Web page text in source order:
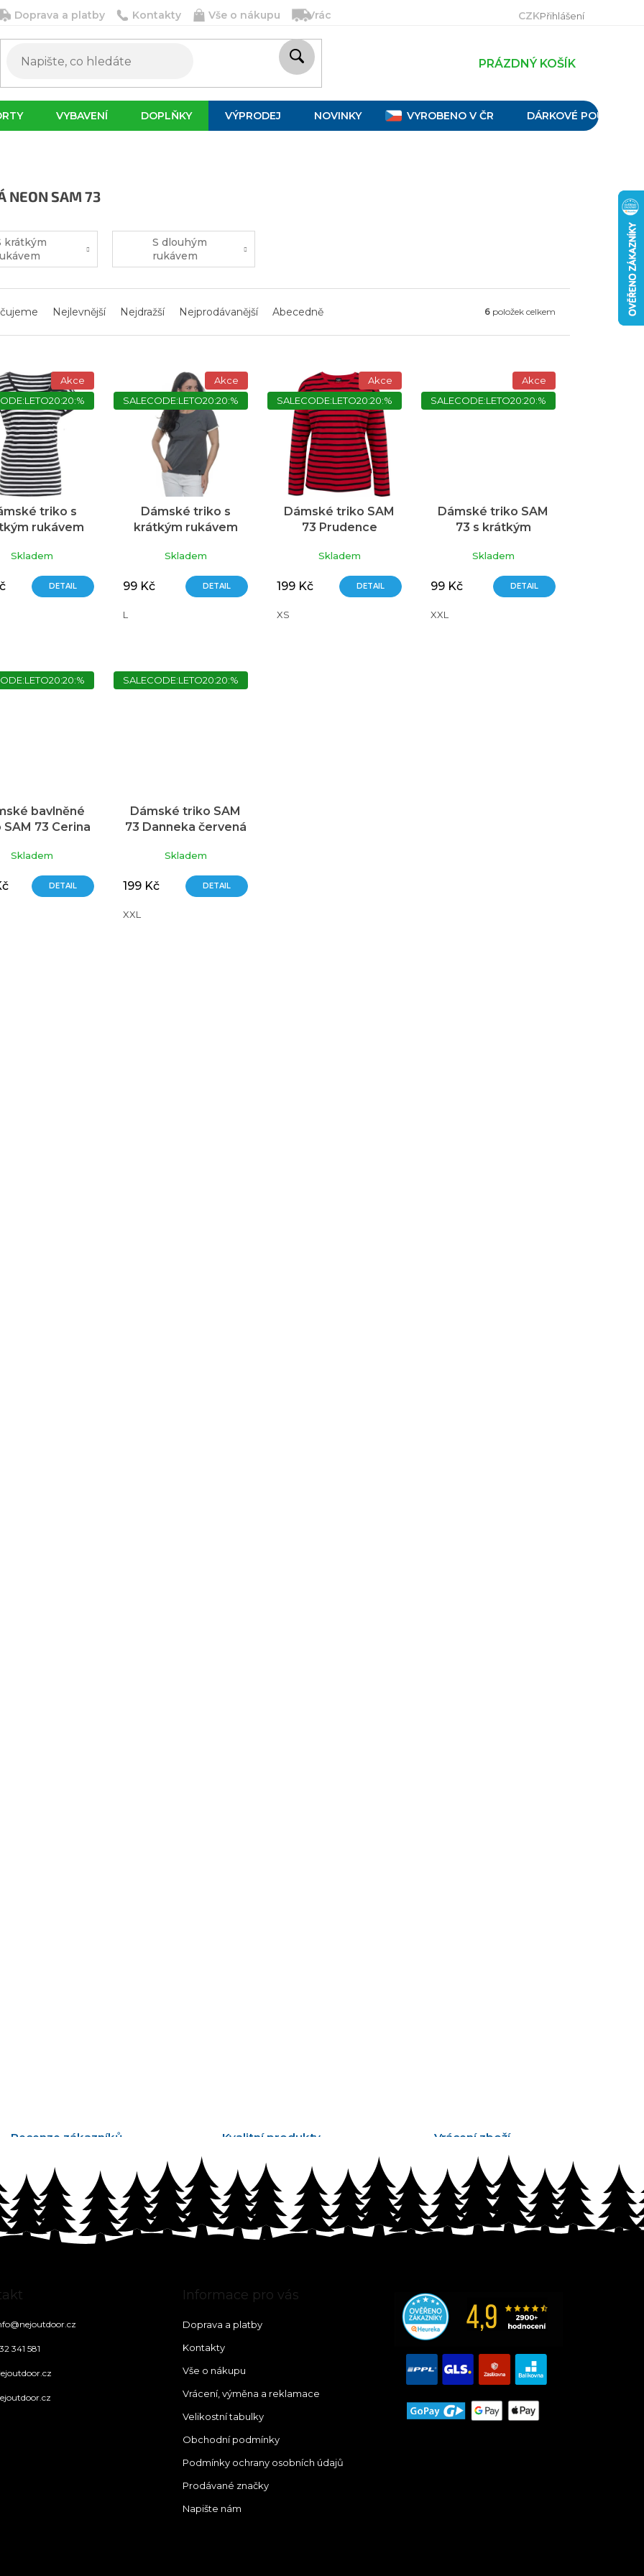
Doprava a platby Kontakty Vše o nákupu Vrácení, výměna a reklamace Velikostní tabulky
CZKPřihlášení
PRÁZDNÝ KOŠÍK
VYBAVENÍ DOPLŇKY VÝPRODEJ NOVINKY VYROBENO V ČR DÁRKOVÉ POUKAZY
NEON SAM 73
krátkým
S dlouhým
rukávem
Nejlevnější Nejdražší Nejprodávanější Abecedně 6 položek celkem
Akce
triko s
rukávem
Skladem
DETAIL
Akce
SALECODE:LETO20:20:%
Dámské triko s
krátkým rukávem
Skladem
99 Kč DETAIL
L
Akce
SALECODE:LETO20:20:%
Dámské triko SAM
73 Prudence
Skladem
199 Kč DETAIL
XS
Akce
SALECODE:LETO20:20:%
Dámské triko SAM
73 s krátkým
Skladem
99 Kč DETAIL
XXL
bavlněné
73 Cerina
Skladem
DETAIL
SALECODE:LETO20:20:%
Dámské triko SAM
73 Danneka červená
Skladem
199 Kč DETAIL
XXL
Recenze zákazníků Kvalitní produkty Vrácení zboží
@nejoutdoor.cz
341 581
Informace pro vás
Doprava a platby
Kontakty
Vše o nákupu
Vrácení, výměna a reklamace
Velikostní tabulky
Obchodní podmínky
Podmínky ochrany osobních údajů
Prodávané značky
Napište nám